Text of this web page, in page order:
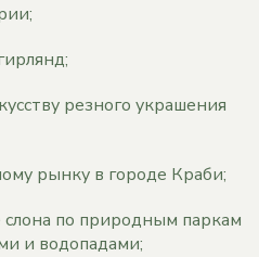
резного украшения
рынку в городе Краби;
по природным паркам
и водопадами;